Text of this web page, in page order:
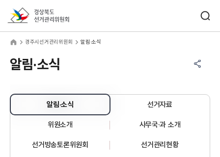
경주시선거관리위원회 알림·소식
알림·소식
알림·소식 선거자료
위원소개 사무국·과 소개
선거방송토론위원회 선거관리현황